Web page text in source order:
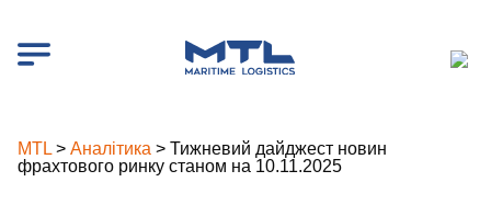
MTL > Аналітика > Тижневий дайджест новин
фрахтового ринку станом на 10.11.2025